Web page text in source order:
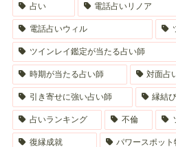
占い 電話占いリノア
電話占いウィル
ツインレイ鑑定が当たる占い師
時期が当たる占い師 対面占
引き寄せに強い占い師 縁結び
占いランキング 不倫
復縁成就 パワースポット